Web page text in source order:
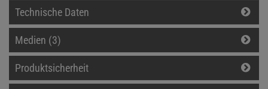
Technische Daten
Medien (3)
Produktsicherheit